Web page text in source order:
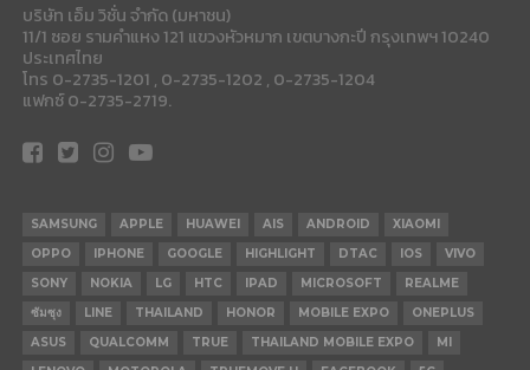
บริษัท เอ็ม วิชั่น จำกัด (มหาชน)
11/1 ซอย รามคำแหง 121 แขวงหัวหมาก เขตบางกะปี กรุงเทพฯ 10240
ประเทศไทย
โทร 0-2735-1201 , 0-2735-1202 , 0-2735-1204
แฟกซ์ 0-2735-2719.
SAMSUNG APPLE HUAWEI AIS ANDROID
XIAOMI
OPPO
IPHONE GOOGLE HIGHLIGHT DTAC IOS
VIVO
SONY
NOKIA LG HTC IPAD MICROSOFT
REALME
ซัมซุง
LINE THAILAND HONOR MOBILE EXPO
ONEPLUS
ASUS
QUALCOMM TRUE THAILAND MOBILE EXPO
MI